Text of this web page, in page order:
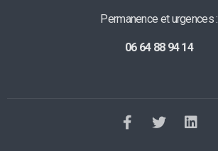
Permanence et urgences :
06 64 88 94 14